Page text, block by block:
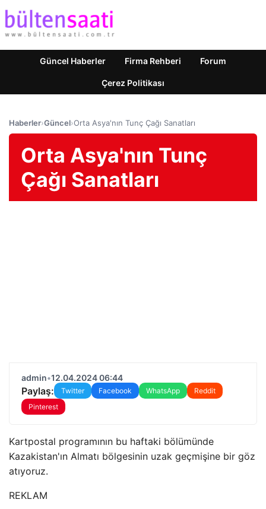
Güncel Haberler Firma Rehberi Forum
Çerez Politikası
Haberler›Güncel›Orta Asya'nın Tunç Çağı Sanatları
Orta Asya'nın Tunç
Çağı Sanatları
admin•12.04.2024 06:44
Paylaş: Twitter Facebook WhatsApp
Reddit
Pinterest
Kartpostal programının bu haftaki bölümünde
Kazakistan'ın Almatı bölgesinin uzak geçmişine bir göz
atıyoruz.
REKLAM